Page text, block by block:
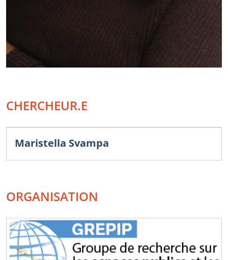
CHERCHEUR.E
Maristella Svampa
ORGANISATION